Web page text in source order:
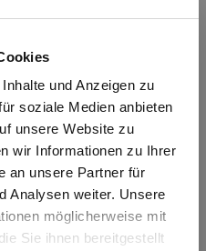
und Anzeigen zu
soziale Medien anbieten
unsere Website zu
wir Informationen zu Ihrer
an unsere Partner für
Analysen weiter. Unsere
möglicherweise mit
Sie ihnen bereitgestellt
try refreshing the